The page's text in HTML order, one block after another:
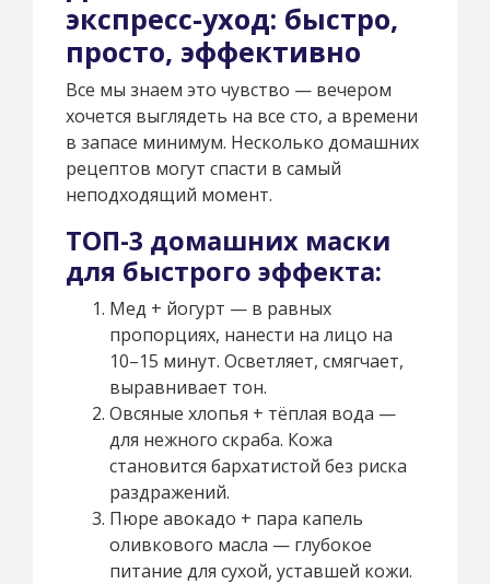
экспресс-уход: быстро,
просто, эффективно
Все мы знаем это чувство — вечером
хочется выглядеть на все сто, а времени
в запасе минимум. Несколько домашних
рецептов могут спасти в самый
неподходящий момент.
ТОП-3 домашних маски
для быстрого эффекта:
Мед + йогурт — в равных
пропорциях, нанести на лицо на
10–15 минут. Осветляет, смягчает,
выравнивает тон.
Овсяные хлопья + тёплая вода —
для нежного скраба. Кожа
становится бархатистой без риска
раздражений.
Пюре авокадо + пара капель
оливкового масла — глубокое
питание для сухой, уставшей кожи.